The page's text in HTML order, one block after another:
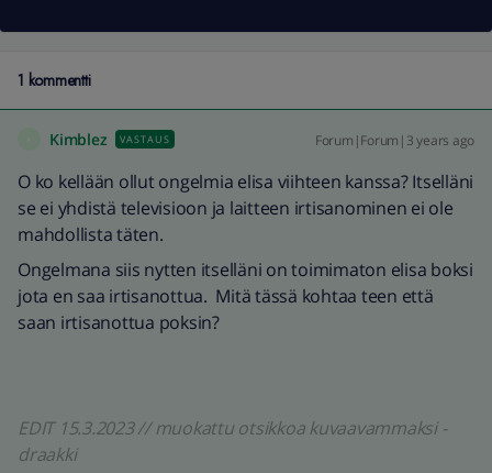
1 kommentti
Kimblez VASTAUS Forum|Forum|3 years ago
O ko kellään ollut ongelmia elisa viihteen kanssa? Itselläni
se ei yhdistä televisioon ja laitteen irtisanominen ei ole
mahdollista täten.
Ongelmana siis nytten itselläni on toimimaton elisa boksi
jota en saa irtisanottua. Mitä tässä kohtaa teen että
saan irtisanottua poksin?
EDIT 15.3.2023 // muokattu otsikkoa kuvaavammaksi -
draakki